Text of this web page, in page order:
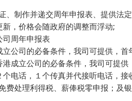
、制作并递交周年申报表、提供法
，价格会随政府的调整而浮动;
周年申报表
公司的必备条件，我司可提供，
成立公司的必备条件，我司可提
电话，１个传真并代接听电话，
费处理利得税、薪俸税零申报；及